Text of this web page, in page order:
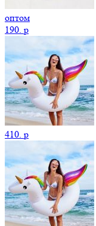
оптом
190. p
410. p